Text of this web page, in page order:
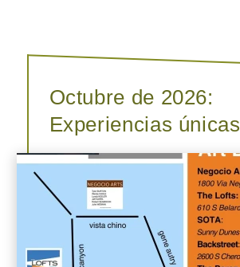
Octubre de 2026:
Experiencias únicas